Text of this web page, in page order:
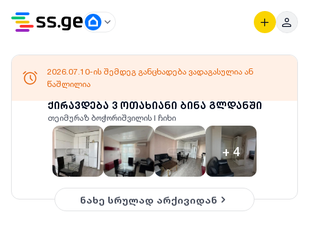
ქირავდება 3 ოთახიანი ბინა გლდანში
თეიმურაზ ბოჭორიშვილის I ჩიხი
+4
2026.07.10-ის შემდეგ განცხადება ვადაგასულია ან
წაშლილია
ნახე სრულად არქივიდან